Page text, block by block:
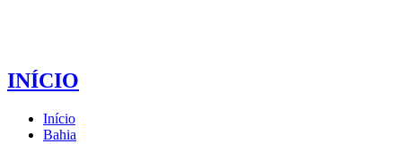
INÍCIO
Início
Bahia